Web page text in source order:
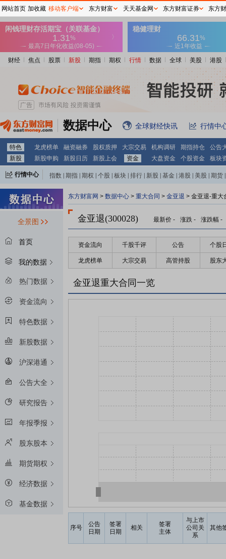
财经 焦点 股票 新股 期指 期权 行情 数据 全球 美股 港股
数据中心 全球财经快讯 行情中
特色 龙虎榜单 融资融券 股权质押 大宗交易 机构调研 期指持仓
公告
新股
新股申购 新股日历 新股上会 资金 大盘资金 个股资金 板块
行情中心 指数 期指 期权 个股 板块 排行 新股 基金 港股 美股 期货
全景图
首页
我的数据
热门数据
资金流向
特色数据
新股数据
沪深港通
公告大全
研究报告
年报季报
股东股本
期货期权
经济数据
基金数据
东方财富网 > 数据中心 > 重大合同 > 金亚退 > 金亚退-重大
金亚退(300028) 最新价 - 涨跌 - 涨跌幅 -
资金流向 千股千评 公告 个股
龙虎榜单 大宗交易 高管持股 股东
金亚退重大合同一览
序号
公告
日期
签署
日期
相关
签署
主体
与上市
公司关
系
其他
网站首页 加收藏 移动客户端 东方财富 天天基金网 东方财富证券 东方